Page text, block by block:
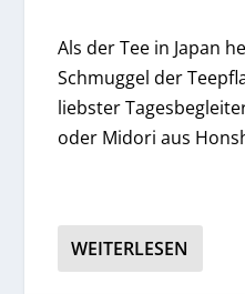
Als der Tee in Japan
Schmuggel der
liebster
oder Midori aus
WEITERLESEN